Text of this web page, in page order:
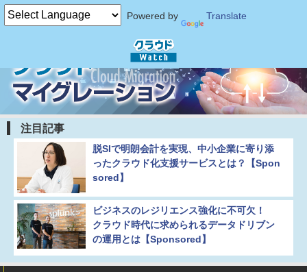
Powered by Translate
注目記事
脱SIで明朗会計を実現、中小企業に寄り添
ったクラウド化支援サービスとは？【Spon
sored】
ビジネスのレジリエンス強化に不可欠！
クラウド時代に求められるデータドリブン
の運用とは【Sponsored】